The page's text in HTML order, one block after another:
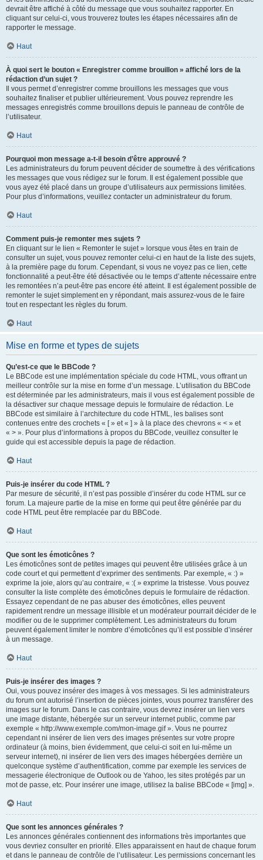
devrait être affiché à côté du message que vous souhaitez rapporter. En
cliquant sur celui-ci, vous trouverez toutes les étapes nécessaires afin de
rapporter le message.
Haut
À quoi sert le bouton « Enregistrer comme brouillon » affiché lors de la
rédaction d’un sujet ?
Il vous permet d’enregistrer comme brouillons les messages que vous
souhaitez finaliser et publier ultérieurement. Vous pouvez reprendre les
messages enregistrés comme brouillons depuis le panneau de contrôle de
l’utilisateur.
Haut
Pourquoi mon message a-t-il besoin d’être approuvé ?
Les administrateurs du forum peuvent décider de soumettre à des vérifications
les messages que vous rédigez sur le forum. Il est également possible que
vous ayez été placé dans un groupe d’utilisateurs aux permissions limitées.
Pour plus d’informations, veuillez contacter un administrateur du forum.
Haut
Comment puis-je remonter mes sujets ?
En cliquant sur le lien « Remonter le sujet » lorsque vous êtes en train de
consulter un sujet, vous pouvez remonter celui-ci en haut de la liste des sujets,
à la première page du forum. Cependant, si vous ne voyez pas ce lien, cette
fonctionnalité a peut-être été désactivée ou le temps d’attente nécessaire entre
les remontées n’a peut-être pas encore été atteint. Il est également possible de
remonter le sujet simplement en y répondant, mais assurez-vous de le faire
tout en respectant les règles du forum.
Haut
Mise en forme et types de sujets
Qu’est-ce que le BBCode ?
Le BBCode est une implémentation spéciale du code HTML, vous offrant un
meilleur contrôle sur la mise en forme d’un message. L’utilisation du BBCode
est déterminée par les administrateurs, mais il vous est également possible de
la désactiver sur chaque message depuis le formulaire de rédaction. Le
BBCode est similaire à l’architecture du code HTML, les balises sont
contenues entre des crochets « [ » et « ] » à la place des chevrons « < » et
« > ». Pour plus d’informations à propos du BBCode, veuillez consulter le
guide qui est accessible depuis la page de rédaction.
Haut
Puis-je insérer du code HTML ?
Par mesure de sécurité, il n’est pas possible d’insérer du code HTML sur ce
forum. La majeure partie de la mise en forme qui peut être générée par du
code HTML peut être remplacée par du BBCode.
Haut
Que sont les émoticônes ?
Les émoticônes sont de petites images qui peuvent être utilisées grâce à un
code court et qui permettent d’exprimer des sentiments. Par exemple, « :) »
exprime la joie, alors qu’au contraire, « :( » exprime la tristesse. Vous pouvez
consulter la liste complète des émoticônes depuis le formulaire de rédaction.
Essayez cependant de ne pas abuser des émoticônes, elles peuvent
rapidement rendre un message illisible et un modérateur pourrait décider de le
modifier ou de le supprimer complètement. Les administrateurs du forum
peuvent également limiter le nombre d’émoticônes qu’il est possible d’insérer
à un message.
Haut
Puis-je insérer des images ?
Oui, vous pouvez insérer des images à vos messages. Si les administrateurs
du forum ont autorisé l’insertion de pièces jointes, vous pourrez transférer des
images sur le forum. Dans le cas contraire, vous devrez insérer un lien vers
une image distante, hébergée sur un serveur internet public, comme par
exemple « http://www.exemple.com/mon-image.gif ». Vous ne pourrez
cependant ni insérer de lien vers des images présentes sur votre propre
ordinateur (à moins, bien évidemment, que celui-ci soit en lui-même un
serveur internet), ni insérer de lien vers des images hébergées derrière un
quelconque système d’authentification, comme par exemple les services de
messagerie électronique de Outlook ou de Yahoo, les sites protégés par un
mot de passe, etc. Pour insérer une image, utilisez la balise BBCode « [img] ».
Haut
Que sont les annonces générales ?
Les annonces générales contiennent des informations très importantes que
vous devriez consulter en priorité. Elles apparaissent en haut de chaque forum
et dans le panneau de contrôle de l’utilisateur. Les permissions concernant les